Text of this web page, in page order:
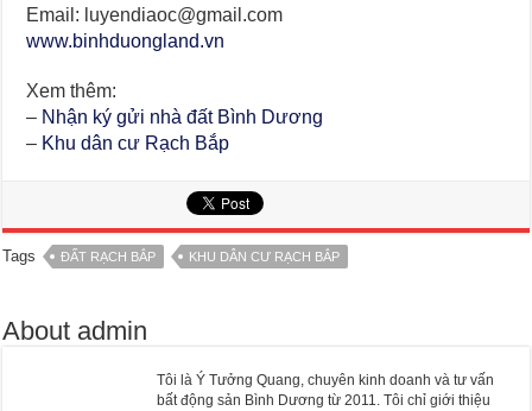
Email: luyendiaoc@gmail.com
www.binhduongland.vn
Xem thêm:
– Nhận ký gửi nhà đất Bình Dương
– Khu dân cư Rạch Bắp
Tags ĐẤT RẠCH BẮP KHU DÂN CƯ RẠCH BẮP
About admin
Tôi là Ý Tưởng Quang, chuyên kinh doanh và tư vấn
bất động sản Bình Dương từ 2011. Tôi chỉ giới thiệu